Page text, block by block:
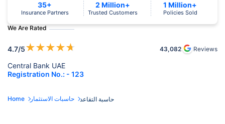
We Are Rated
4.7/5★★★★★ 43,082 Reviews
Central Bank UAE
Registration No.: - 123
35+
Insurance Partners
2 Million+
Trusted Customers
1 Million+
Policies Sold
Home حاسبات الاستثمار حاسبة التقاعد